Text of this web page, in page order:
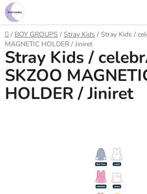
Prejsť
na
obsah
Domov
/ BOY GROUPS / Stray Kids / Stray Kids /
MAGNETIC HOLDER / Jiniret
Stray Kids /
SKZOO
HOLDER / Jiniret